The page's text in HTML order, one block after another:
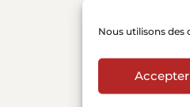
Nous utilisons des
Accepter
ALEA